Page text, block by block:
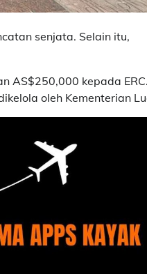
senjata. Selain itu,
AS$250,000 kepada
oleh Kementerian